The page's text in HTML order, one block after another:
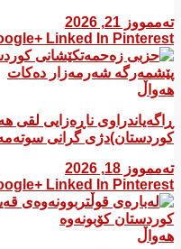
21, 2026
Google+ Linked In
ناڕەزایی لقی
گرانی سوتەمەنی
18, 2026
Google+ Linked In